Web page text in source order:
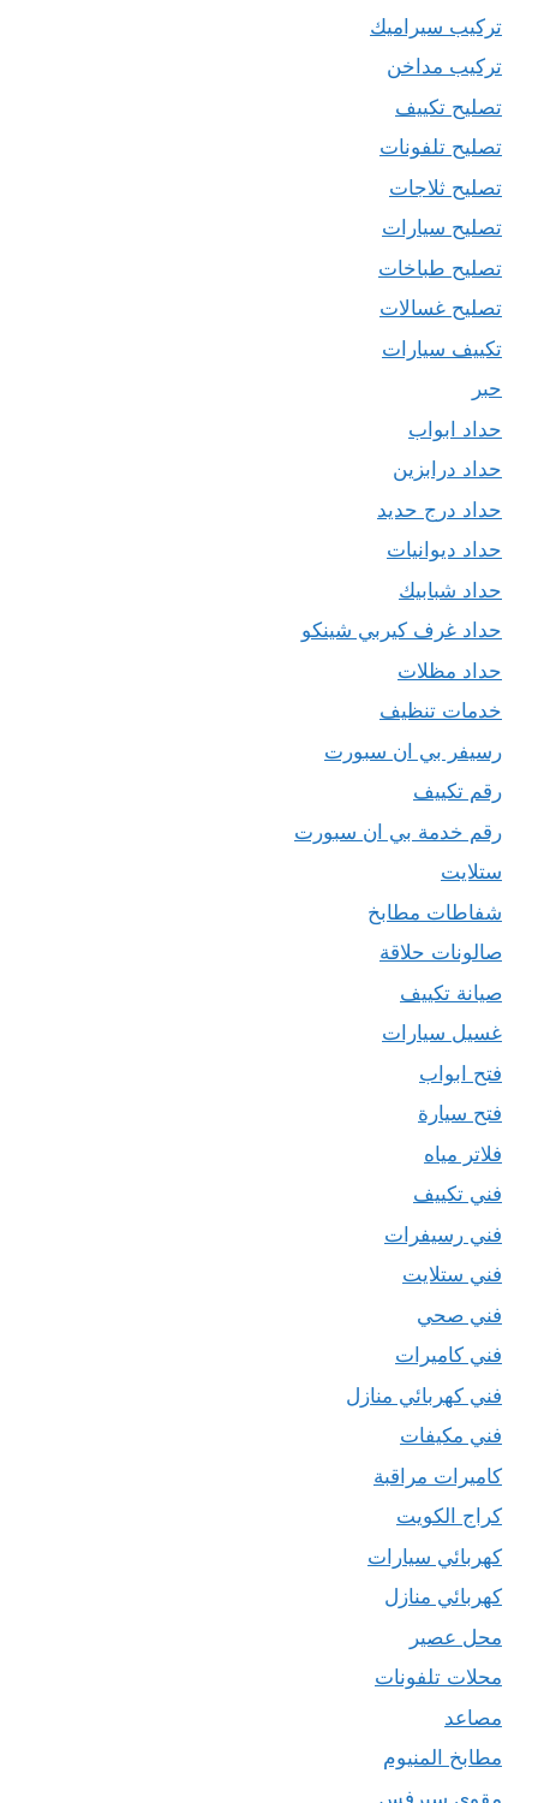
تركيب سيراميك
تركيب مداخن
تصليح تكييف
تصليح تلفونات
تصليح ثلاجات
تصليح سيارات
تصليح طباخات
تصليح غسالات
تكييف سيارات
حبر
حداد ابواب
حداد درابزين
حداد درج حديد
حداد ديوانيات
حداد شبابيك
حداد غرف كيربي شينكو
حداد مظلات
خدمات تنظيف
رسيفر بي ان سبورت
رقم تكييف
رقم خدمة بي ان سبورت
ستلايت
شفاطات مطابخ
صالونات حلاقة
صيانة تكييف
غسيل سيارات
فتح ابواب
فتح سيارة
فلاتر مياه
فني تكييف
فني رسيفرات
فني ستلايت
فني صحي
فني كاميرات
فني كهربائي منازل
فني مكيفات
كاميرات مراقبة
كراج الكويت
كهربائي سيارات
كهربائي منازل
محل عصير
محلات تلفونات
مصاعد
مطابخ المنيوم
مقوي سيرفس